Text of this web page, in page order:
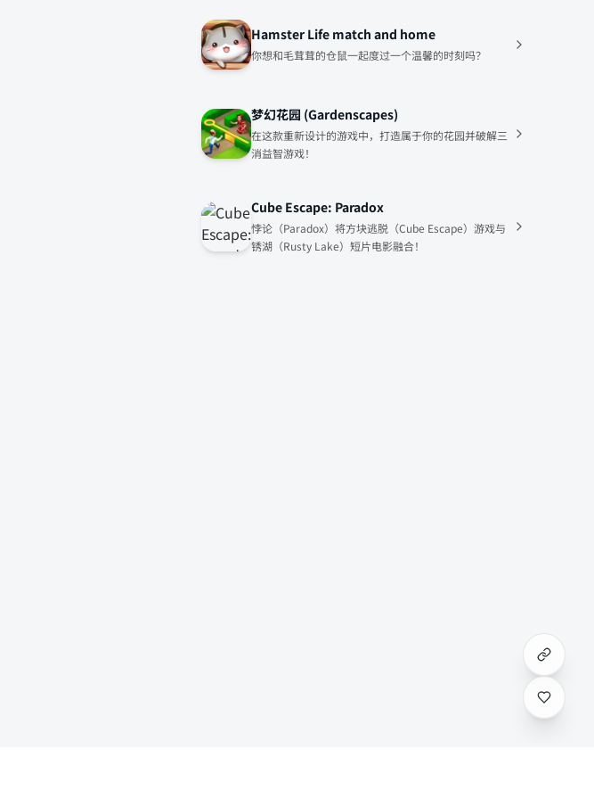
Hamster Life match and home
你想和毛茸茸的仓鼠一起度过一个温馨的时刻吗？
梦幻花园 (Gardenscapes)
在这款重新设计的游戏中，打造属于你的花园并破解三
消益智游戏！
Cube Escape: Paradox
悖论（Paradox）将方块逃脱（Cube Escape）游戏与
锈湖（Rusty Lake）短片电影融合！